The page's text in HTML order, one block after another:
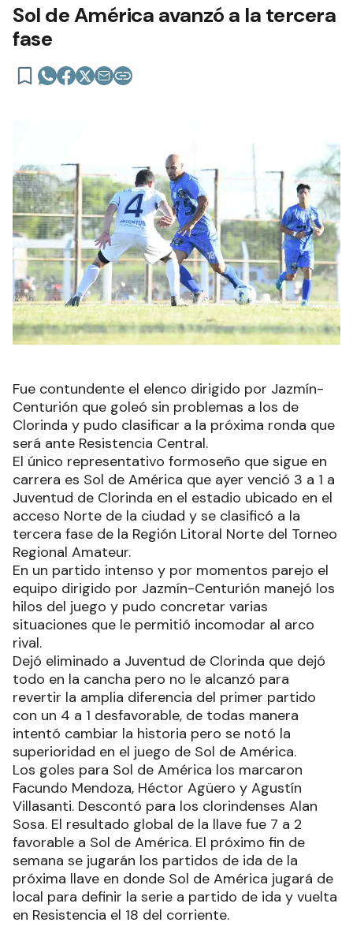
Sol de América avanzó a la tercera
fase
Fue contundente el elenco dirigido por Jazmín-
Centurión que goleó sin problemas a los de
Clorinda y pudo clasificar a la próxima ronda que
será ante Resistencia Central.
El único representativo formoseño que sigue en
carrera es Sol de América que ayer venció 3 a 1 a
Juventud de Clorinda en el estadio ubicado en el
acceso Norte de la ciudad y se clasificó a la
tercera fase de la Región Litoral Norte del Torneo
Regional Amateur.
En un partido intenso y por momentos parejo el
equipo dirigido por Jazmín-Centurión manejó los
hilos del juego y pudo concretar varias
situaciones que le permitió incomodar al arco
rival.
Dejó eliminado a Juventud de Clorinda que dejó
todo en la cancha pero no le alcanzó para
revertir la amplia diferencia del primer partido
con un 4 a 1 desfavorable, de todas manera
intentó cambiar la historia pero se notó la
superioridad en el juego de Sol de América.
Los goles para Sol de América los marcaron
Facundo Mendoza, Héctor Agüero y Agustín
Villasanti. Descontó para los clorindenses Alan
Sosa. El resultado global de la llave fue 7 a 2
favorable a Sol de América. El próximo fin de
semana se jugarán los partidos de ida de la
próxima llave en donde Sol de América jugará de
local para definir la serie a partido de ida y vuelta
en Resistencia el 18 del corriente.